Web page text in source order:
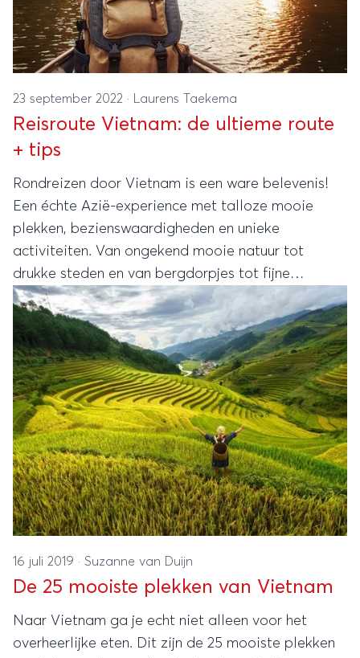
23 september 2022 · Laurens Taekema
Reisroute Vietnam: de ultieme route
+ tips
Rondreizen door Vietnam is een ware belevenis!
Een échte Azië-experience met talloze mooie
plekken, bezienswaardigheden en unieke
activiteiten. Van ongekend mooie natuur tot
drukke steden en van bergdorpjes tot fijne
stranden. Bekijk onze tips én ideale route voor
Vietnam!
16 juli 2019 · Suzanne van Duijn
De 25 mooiste plekken van Vietnam
Naar Vietnam ga je echt niet alleen voor het
overheerlijke eten. Dit zijn de 25 mooiste plekken